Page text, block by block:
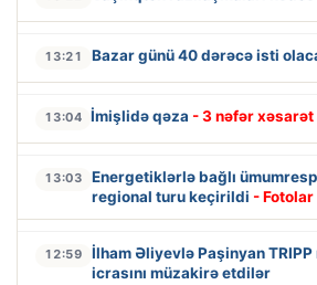
13:21 Bazar günü 40 dərəcə isti
13:04 İmişlidə qəza - 3 nəfər xəsarət
13:03
Energetiklərlə bağlı
regional turu keçirildi - Fotolar
12:59
İlham Əliyevlə Paşinyan
icrasını müzakirə etdilər